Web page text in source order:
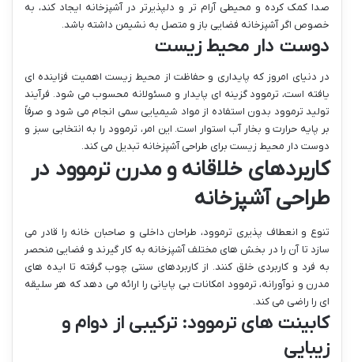
صدا کمک کرده و محیطی آرام تر و دلپذیرتر در آشپزخانه ایجاد کند، به
خصوص اگر آشپزخانه فضایی باز و متصل به نشیمن داشته باشد.
دوست دار محیط زیست
در دنیای امروز که پایداری و حفاظت از محیط زیست اهمیت فزاینده ای
یافته است، ترموود گزینه ای پایدار و مسئولانه محسوب می شود. فرآیند
تولید ترموود بدون استفاده از مواد شیمیایی سمی انجام می شود و صرفاً
بر پایه حرارت و بخار آب استوار است. این امر، ترموود را به انتخابی سبز و
دوست دار محیط زیست برای طراحی آشپزخانه تبدیل می کند.
کاربردهای خلاقانه و مدرن ترموود در
طراحی آشپزخانه
تنوع و انعطاف پذیری ترموود، طراحان داخلی و صاحبان خانه را قادر می
سازد تا آن را در بخش های مختلف آشپزخانه به کار گیرند و فضایی منحصر
به فرد و کاربردی خلق کنند. از کاربردهای سنتی چوب گرفته تا ایده های
مدرن و نوآورانه، ترموود امکانات بی پایانی را ارائه می دهد که هر سلیقه
ای را راضی می کند.
کابینت های ترموود: ترکیبی از دوام و
زیبایی